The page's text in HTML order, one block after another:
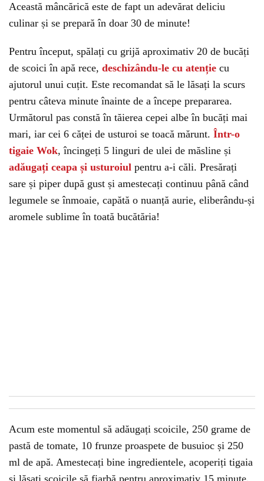
Această mâncărică este de fapt un adevărat deliciu
culinar și se prepară în doar 30 de minute!
Pentru început, spălați cu grijă aproximativ 20 de bucăți
de scoici în apă rece, deschizându-le cu atenție cu
ajutorul unui cuțit. Este recomandat să le lăsați la scurs
pentru câteva minute înainte de a începe prepararea.
Următorul pas constă în tăierea cepei albe în bucăți mai
mari, iar cei 6 căței de usturoi se toacă mărunt. Într-o
tigaie Wok, încingeți 5 linguri de ulei de măsline și
adăugați ceapa și usturoiul pentru a-i căli. Presărați
sare și piper după gust și amestecați continuu până când
legumele se înmoaie, capătă o nuanță aurie, eliberându-și
aromele sublime în toată bucătăria!
Acum este momentul să adăugați scoicile, 250 grame de
pastă de tomate, 10 frunze proaspete de busuioc și 250
ml de apă. Amestecați bine ingredientele, acoperiți tigaia
și lăsați scoicile să fiarbă pentru aproximativ 15 minute,